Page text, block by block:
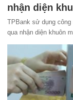
nhận diện
TPBank sử dụng công
qua nhận diện khuôn